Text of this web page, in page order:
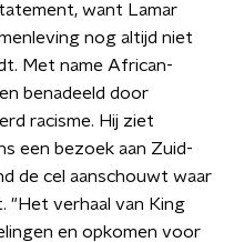
want Lamar
nog altijd niet
Met name African-
benadeeld door
racisme. Hij ziet
een bezoek aan Zuid-
de cel aanschouwt waar
"Het verhaal van King
en opkomen voor